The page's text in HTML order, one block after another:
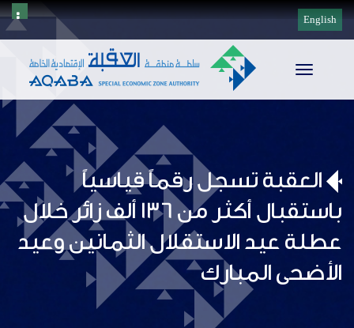
English
Toggle
العقبة تسجل رقماً قياسياً
باستقبال أكثر من 136 ألف زائر خلال
عطلة عيد الاستقلال الثمانين وعيد
الأضحى المبارك